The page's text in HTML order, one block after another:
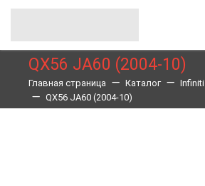
QX56 JA60 (2004-10)
Главная страница Каталог
Infiniti
QX56 JA60 (2004-10)